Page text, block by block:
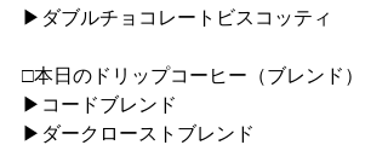
▶︎ダブルチョコレートビスコッティ
□本日のドリップコーヒー（ブレンド）
▶︎コードブレンド
▶︎ダークローストブレンド